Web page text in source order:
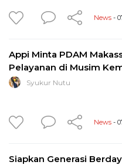
News -
Appi Minta PDAM
Pelayanan di Musim
Syukur Nutu
News -
Siapkan Generasi